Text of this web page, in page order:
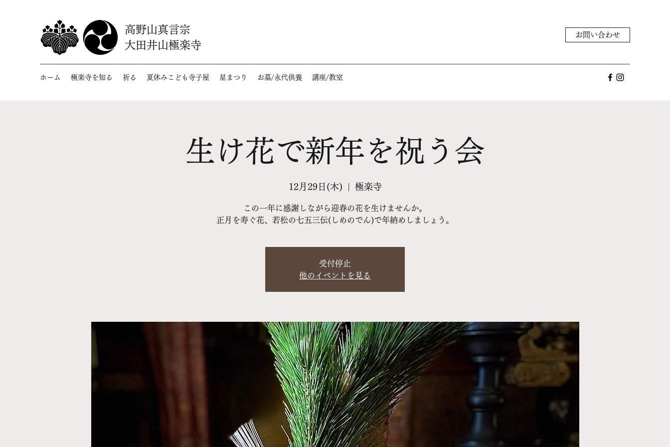
高野山真言宗
大田井山極楽寺
お問い合わせ
ホーム 極楽寺を知る 祈る 夏休みこども寺子屋 星まつり お墓/永代供養 講座/教室
生け花で新年を祝う会
12月29日(木) 極楽寺
この一年に感謝しながら迎春の花を生けませんか。
正月を寿ぐ花、若松の七五三伝(しめのでん)で年納めしましょう。
受付停止
他のイベントを見る